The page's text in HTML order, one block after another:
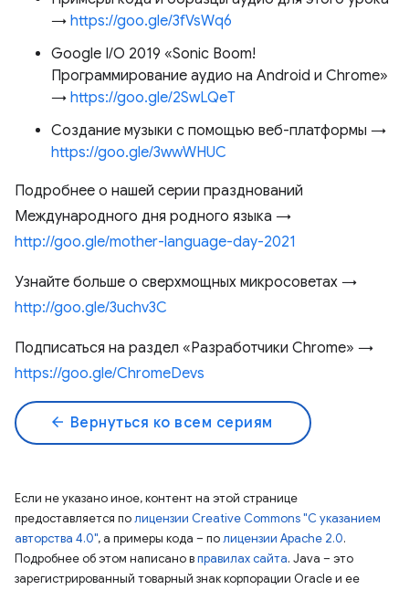
→ https://goo.gle/3fVsWq6
Google I/O 2019 «Sonic Boom!
Программирование аудио на Android и Chrome»
→ https://goo.gle/2SwLQeT
Создание музыки с помощью веб-платформы →
https://goo.gle/3wwWHUC
Подробнее о нашей серии празднований
Международного дня родного языка →
http://goo.gle/mother-language-day-2021
Узнайте больше о сверхмощных микросоветах →
http://goo.gle/3uchv3C
Подписаться на раздел «Разработчики Chrome» →
https://goo.gle/ChromeDevs
arrow_back Вернуться ко всем сериям
Если не указано иное, контент на этой странице
предоставляется полицензии Creative Commons "С указанием
авторства 4.0", а примеры кода – полицензии Apache 2.0.
Подробнее об этом написано вправилах сайта. Java – это
зарегистрированный товарный знак корпорации Oracle и ее